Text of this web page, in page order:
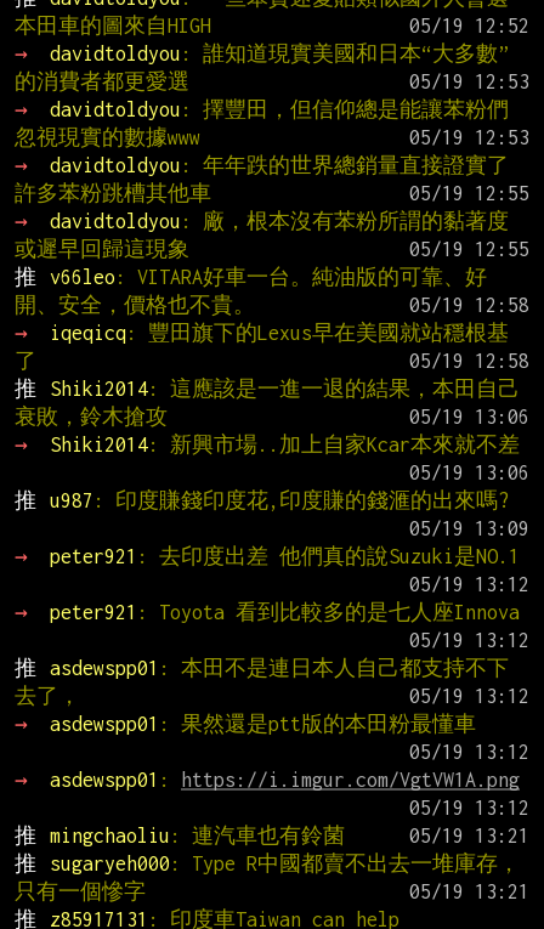
本田車的圖來自HIGH
→
davidtoldyou : 誰知道現實美國和日本“大多數”
的消費者都更愛選
→
davidtoldyou : 擇豐田，但信仰總是能讓苯粉們
忽視現實的數據www
→
davidtoldyou : 年年跌的世界總銷量直接證實了
許多苯粉跳槽其他車
→
davidtoldyou : 廠，根本沒有苯粉所謂的黏著度
或遲早回歸這現象
推
v66leo : VITARA好車一台。純油版的可靠、好
開、安全，價格也不貴。
→
iqeqicq: 豐田旗下的Lexus早在美國就站穩根基
了
推
Shiki2014: 這應該是一進一退的結果，本田自己
衰敗，鈴木搶攻
→
Shiki2014: 新興市場..加上自家Kcar本來就不差
推
u987 : 印度賺錢印度花,印度賺的錢滙的出來嗎?
→
peter921 : 去印度出差 他們真的說Suzuki是NO.1
→
peter921 : Toyota 看到比較多的是七人座Innova
推
asdewspp01 : 本田不是連日本人自己都支持不下
去了，
→
asdewspp01 : 果然還是ptt版的本田粉最懂車
→
asdewspp01 :
https://i.imgur.com/VgtVW1A.png
推
mingchaoliu : 連汽車也有鈴菌
推
sugaryeh000 : Type R中國都賣不出去一堆庫存，
只有一個慘字
推
z85917131 : 印度車Taiwan can help